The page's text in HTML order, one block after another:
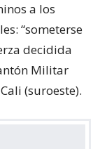
a los
“someterse
decidida
Militar
(suroeste).